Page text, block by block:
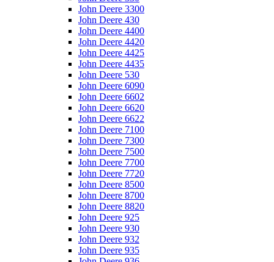
John Deere 3300
John Deere 430
John Deere 4400
John Deere 4420
John Deere 4425
John Deere 4435
John Deere 530
John Deere 6090
John Deere 6602
John Deere 6620
John Deere 6622
John Deere 7100
John Deere 7300
John Deere 7500
John Deere 7700
John Deere 7720
John Deere 8500
John Deere 8700
John Deere 8820
John Deere 925
John Deere 930
John Deere 932
John Deere 935